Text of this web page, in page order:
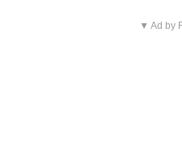
▼ Ad by